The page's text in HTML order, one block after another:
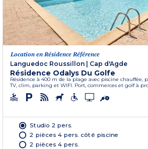
Location en Résidence Référence
Languedoc Roussillon
Cap d'Agde
Résidence Odalys Du Golfe
Résidence à 400 m de la plage avec piscine chauffée,
TV, clim, parking et WIFI. Port, commerces et golf à
Studio 2 pers.
2 pièces 4 pers. côté piscine
2 pièces 4 pers.